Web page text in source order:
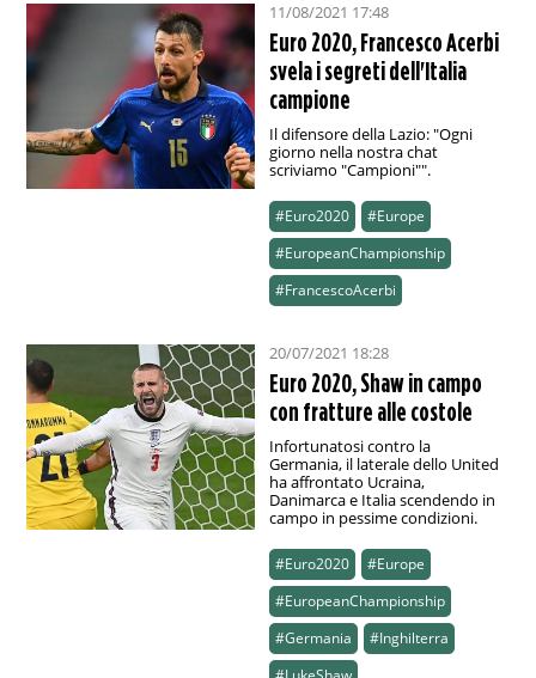
11/08/2021 17:48
Euro 2020, Francesco Acerbi
svela i segreti dell'Italia
campione
Il difensore della Lazio: "Ogni
giorno nella nostra chat
scriviamo "Campioni"".
#Euro2020
#Europe
#EuropeanChampionship
#FrancescoAcerbi
20/07/2021 18:28
Euro 2020, Shaw in campo
con fratture alle costole
Infortunatosi contro la
Germania, il laterale dello United
ha affrontato Ucraina,
Danimarca e Italia scendendo in
campo in pessime condizioni.
#Euro2020
#Europe
#EuropeanChampionship
#Germania
#Inghilterra